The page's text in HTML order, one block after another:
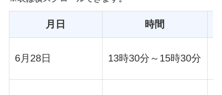
月日 時間
6月28日 13時30分～15時30分